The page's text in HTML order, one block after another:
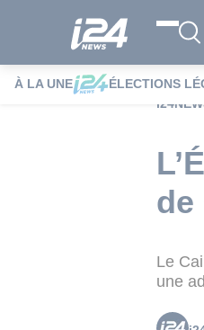
À LA UNE ÉLECTIONS
de
Le
une